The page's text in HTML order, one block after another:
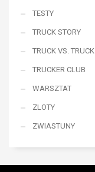
TESTY
TRUCK STORY
TRUCK VS. TRUCK
TRUCKER CLUB
WARSZTAT
ZLOTY
ZWIASTUNY